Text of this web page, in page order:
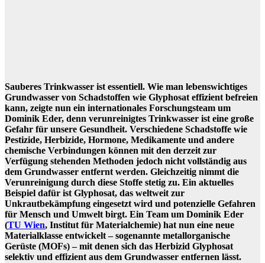
Sauberes Trinkwasser ist essentiell. Wie man lebenswichtiges
Grundwasser von Schadstoffen wie Glyphosat effizient befreien
kann, zeigte nun ein internationales Forschungsteam um
Dominik Eder, denn verunreinigtes Trinkwasser ist eine große
Gefahr für unsere Gesundheit. Verschiedene Schadstoffe wie
Pestizide, Herbizide, Hormone, Medikamente und andere
chemische Verbindungen können mit den derzeit zur
Verfügung stehenden Methoden jedoch nicht vollständig aus
dem Grundwasser entfernt werden. Gleichzeitig nimmt die
Verunreinigung durch diese Stoffe stetig zu. Ein aktuelles
Beispiel dafür ist Glyphosat, das weltweit zur
Unkrautbekämpfung eingesetzt wird und potenzielle Gefahren
für Mensch und Umwelt birgt. Ein Team um Dominik Eder
(TU Wien, Institut für Materialchemie) hat nun eine neue
Materialklasse entwickelt – sogenannte metallorganische
Gerüste (MOFs) – mit denen sich das Herbizid Glyphosat
selektiv und effizient aus dem Grundwasser entfernen lässt.